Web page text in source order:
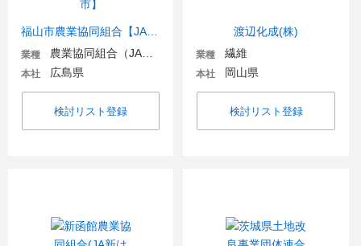
業種
本社 広島県
検討リスト登録
渡辺化成(株)
業種 繊維
本社 岡山県
検討リスト登録